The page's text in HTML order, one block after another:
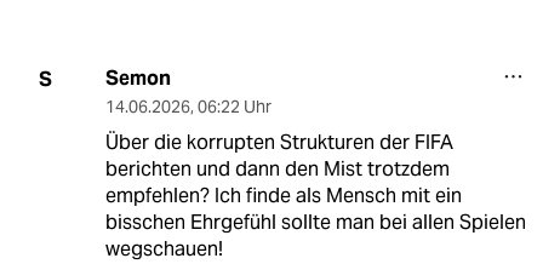
S Semon
14.06.2026, 06:22 Uhr
Über die korrupten Strukturen der FIFA
berichten und dann den Mist trotzdem
empfehlen? Ich finde als Mensch mit ein
bisschen Ehrgefühl sollte man bei allen Spielen
wegschauen!